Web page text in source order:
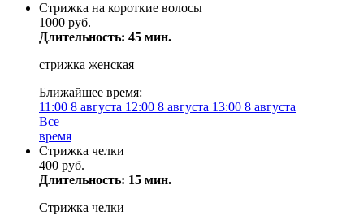
Стрижка на короткие волосы
1000 руб.
Длительность: 45 мин.
стрижка женская
Ближайшее время:
11:00 8 августа 12:00 8 августа 13:00 8 августа
Все
время
Стрижка челки
400 руб.
Длительность: 15 мин.
Стрижка челки